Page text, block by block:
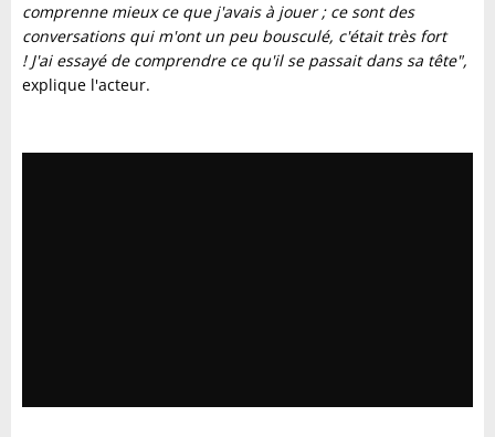
comprenne mieux ce que j'avais à jouer ; ce sont des
conversations qui m'ont un peu bousculé, c'était très fort
! J'ai essayé de comprendre ce qu'il se passait dans sa tête",
explique l'acteur.